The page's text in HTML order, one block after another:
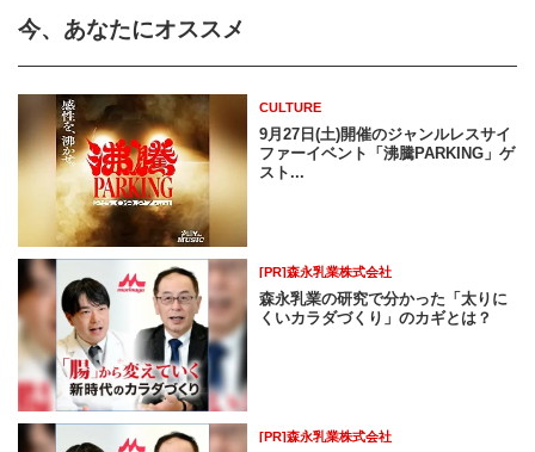
今、あなたにオススメ
CULTURE
9月27日(土)開催のジャンルレスサイ
ファーイベント「沸騰PARKING」ゲ
スト...
[PR]森永乳業株式会社
森永乳業の研究で分かった「太りに
くいカラダづくり」のカギとは？
[PR]森永乳業株式会社